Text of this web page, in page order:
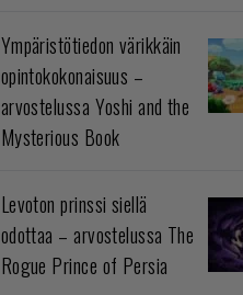
Ympäristötiedon värikkäin
opintokokonaisuus –
arvostelussa Yoshi and the
Mysterious Book
Levoton prinssi siellä
odottaa – arvostelussa The
Rogue Prince of Persia